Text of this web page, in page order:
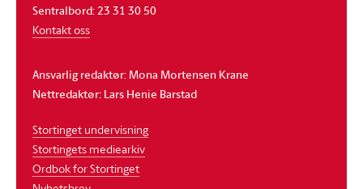
Sentralbord: 23 31 30 50
Kontakt oss
Ansvarlig redaktør: Mona Mortensen Krane
Nettredaktør: Lars Henie Barstad
Stortinget undervisning
Stortingets mediearkiv
Ordbok for Stortinget